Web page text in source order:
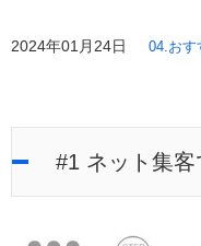
2024年01月24日 04.おす
#1 ネット集客